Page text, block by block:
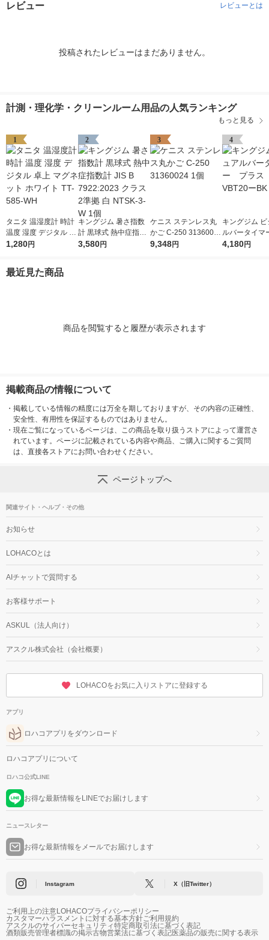
レビュー レビューとは
投稿されたレビューはまだありません。
計測・理化学・クリーンルーム用品の人気ランキング
もっと見る
1
タニタ 温湿度計 時計
温度 湿度 デジタル 卓
上 マグネット ホワイ
1,280円
2
キングジム 暑さ指数
計 黒球式 熱中症指数
計 JIS B 7922:2023 ク
3,580円
3
ケニス ステンレス丸
かご C-250 31360024
1個
9,348円
4
キングジム
ルバータイ
ス クロ
4,180円
最近見た商品
商品を閲覧すると履歴が表示されます
掲載商品の情報について
・ 掲載している情報の精度には万全を期しておりますが、その内容の正確性、
安全性、有用性を保証するものではありません。
・ 現在ご覧になっているページは、この商品を取り扱うストアによって運営さ
れています。ページに記載されている内容や商品、ご購入に関するご質問
は、直接各ストアにお問い合わせください。
ページトップへ
関連サイト・ヘルプ・その他
お知らせ
LOHACOとは
AIチャットで質問する
お客様サポート
ASKUL（法人向け）
アスクル株式会社（会社概要）
LOHACOをお気に入りストアに登録する
アプリ
ロハコアプリをダウンロード
ロハコアプリについて
ロハコ公式LINE
お得な最新情報をLINEでお届けします
ニュースレター
お得な最新情報をメールでお届けします
Instagram X（旧Twitter）
ご利用上の注意LOHACOプライバシーポリシー
カスタマーハラスメントに対する基本方針ご利用規約
アスクルのサイバーセキュリティ特定商取引法に基づく表記
酒類販売管理者標識の掲示古物営業法に基づく表記医薬品の販売に関する表示